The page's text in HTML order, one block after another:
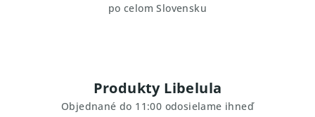
po celom Slovensku
Produkty Libelula
Objednané do 11:00 odosielame ihneď